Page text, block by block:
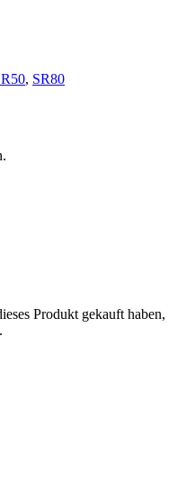
, SR80
Produkt gekauft haben,